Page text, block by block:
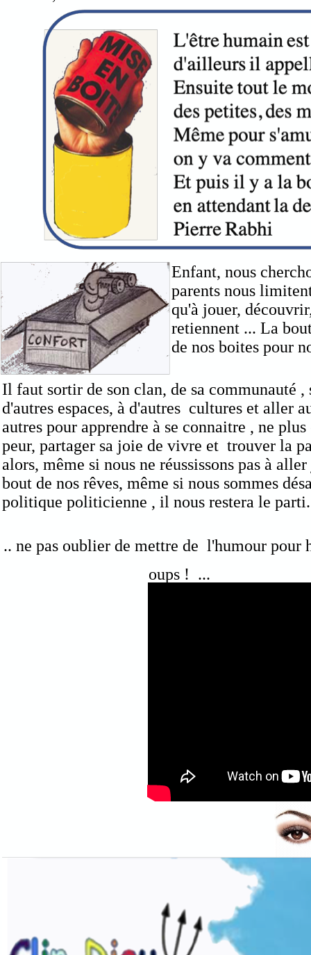
Enfant, nous
parents nous
qu'à jouer,
retiennent ... La
de nos boites pour
Il faut sortir de son clan, de sa communauté ,
d'autres espaces, à d'autres cultures et aller
autres pour apprendre à se connaitre , ne
peur, partager sa joie de vivre et trouver la
alors, même si nous ne réussissons pas à
bout de nos rêves, même si nous sommes
politique politicienne , il nous restera le
.. ne pas oublier de mettre de l'humour pour
oups ! ...